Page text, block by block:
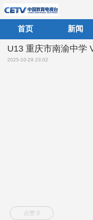
首页 新闻
U13 重庆市南渝中学
2025-10-29 23:02
点赞 0